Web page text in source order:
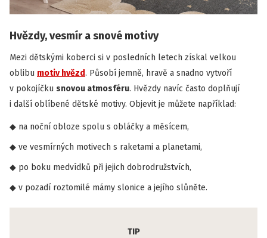
Hvězdy, vesmír a snové motivy
Mezi dětskými koberci si v posledních letech získal velkou
oblibu motiv hvězd. Působí jemně, hravě a snadno vytvoří
v pokojíčku snovou atmosféru. Hvězdy navíc často doplňují
i další oblíbené dětské motivy. Objevit je můžete například:
na noční obloze spolu s obláčky a měsícem,
ve vesmírných motivech s raketami a planetami,
po boku medvídků při jejich dobrodružstvích,
v pozadí roztomilé mámy slonice a jejího slůněte.
TIP